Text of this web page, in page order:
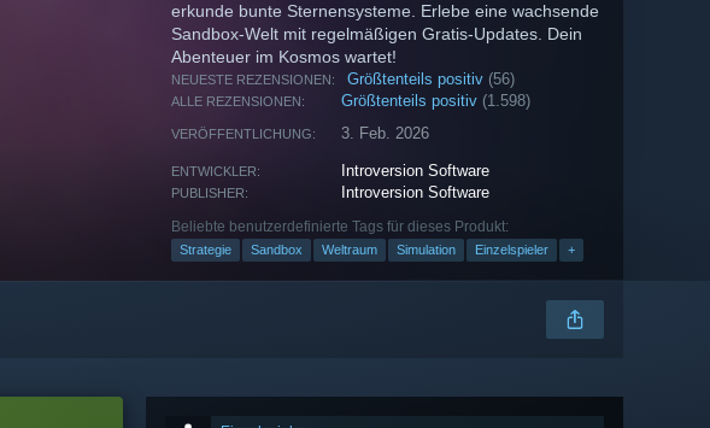
erkunde bunte Sternensysteme. Erlebe eine wachsende
Sandbox-Welt mit regelmäßigen Gratis-Updates. Dein
Abenteuer im Kosmos wartet!
NEUESTE REZENSIONEN: Größtenteils positiv (56)
ALLE REZENSIONEN: Größtenteils positiv (1.598)
VERÖFFENTLICHUNG: 3. Feb. 2026
ENTWICKLER: Introversion Software
PUBLISHER: Introversion Software
Beliebte benutzerdefinierte Tags für dieses Produkt:
Strategie Sandbox Weltraum Simulation Einzelspieler +